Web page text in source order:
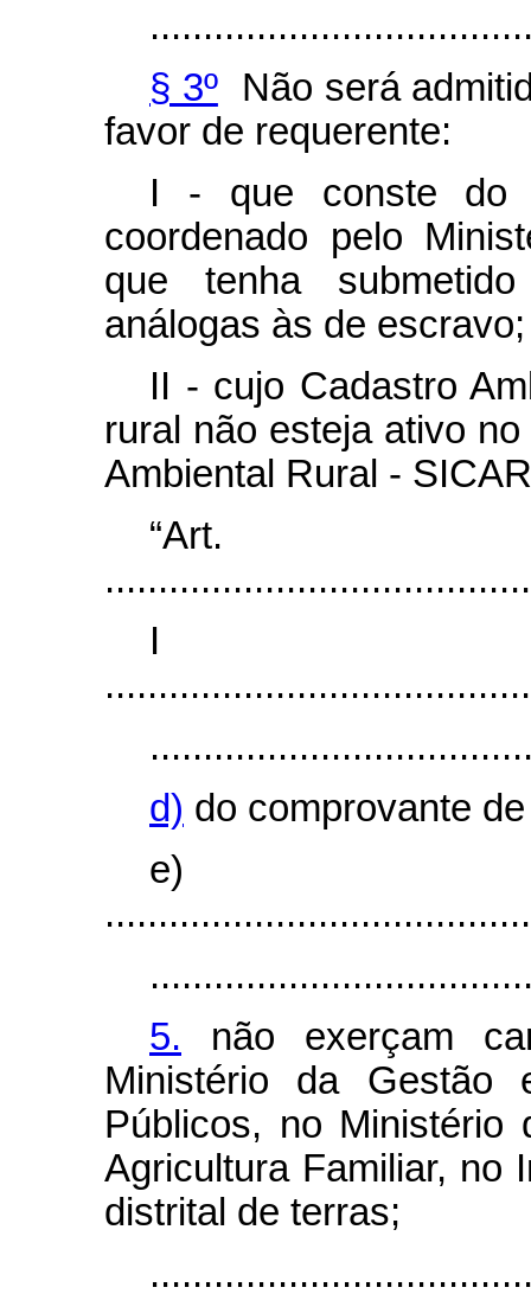
§ 3ºNão será
favor de requerente:
I - que conste do
coordenado pelo
que tenha
análogas às de
II - cujo Cadastro
rural não esteja ativo
Ambiental Rural -
I
d) do comprovante
e)
5. não exerçam
Ministério da Gestão
Públicos, no Ministério
Agricultura Familiar, no
distrital de terras;